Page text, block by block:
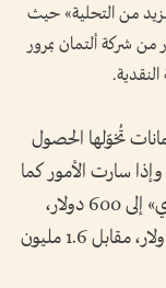
من التحلية» حيث
يصل إلى 100 مليار دولار من شركة ألتمان بمرور
تُخوّلها الحصول
وإذا سارت الأمور كما
هو مخطط لها، بما في ذلك وصول سهم «أيه إم دي» إلى 600 دولار،
فستمتلك شركة ألتمان حصة بقيمة 96 مليار دولار، مقابل 1.6 مليون